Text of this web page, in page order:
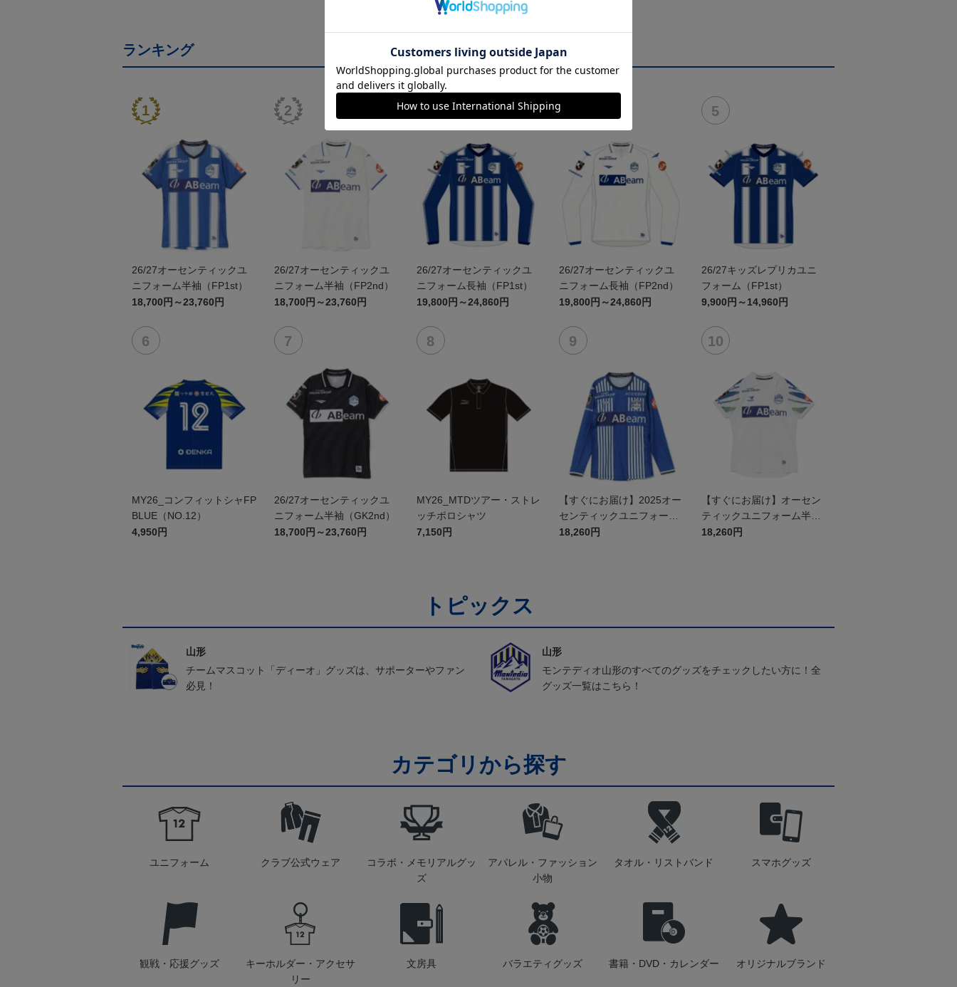
ランキング
26/27オーセンティックユ
ニフォーム半袖（FP1st）
18,700円～23,760円
26/27オーセンティックユ
ニフォーム半袖（FP2nd）
18,700円～23,760円
26/27オーセンティックユ
ニフォーム長袖（FP1st）
19,800円～24,860円
26/27オーセンティックユ
ニフォーム長袖（FP2nd）
19,800円～24,860円
26/27キッズレプリカユニ
フォーム（FP1st）
9,900円～14,960円
MY26_コンフィットシャFP
BLUE（NO.12）
4,950円
26/27オーセンティックユ
ニフォーム半袖（GK2nd）
18,700円～23,760円
MY26_MTDツアー・ストレ
ッチポロシャツ
7,150円
【すぐにお届け】2025オー
センティックユニフォーム
FP1st（長袖）
18,260円
【すぐにお届け】オーセン
ティックユニフォーム半袖
（2026百年構想リーグ）F
18,260円
トピックス
山形
チームマスコット「ディーオ」グッズは、サポーターやファン
必見！
山形
モンテディオ山形のすべてのグッズをチェックしたい方に！全
グッズ一覧はこちら！
カテゴリから探す
ユニフォーム クラブ公式ウェア
コラボ・メモリアルグッ
ズ
アパレル・ファッション
小物
タオル・リストバンド スマホグッズ
観戦・応援グッズ
キーホルダー・アクセサ
リー
文房具 バラエティグッズ 書籍・DVD・カレンダー オリジナルブランド